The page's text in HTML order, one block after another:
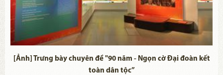
[Ảnh] Trưng bày chuyên đề "90 năm - Ngọn cờ Đại đoàn kết
toàn dân tộc”